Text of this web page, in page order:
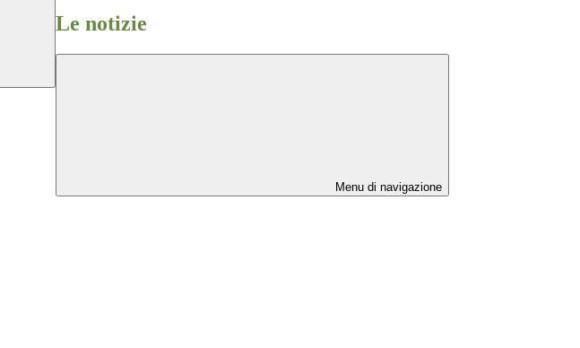
Le notizie
Menu di navigazione